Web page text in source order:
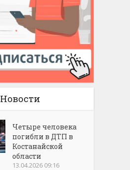
Новости
Четыре человека
погибли в ДТП в
Костанайской
области
13.04.2026 09:16